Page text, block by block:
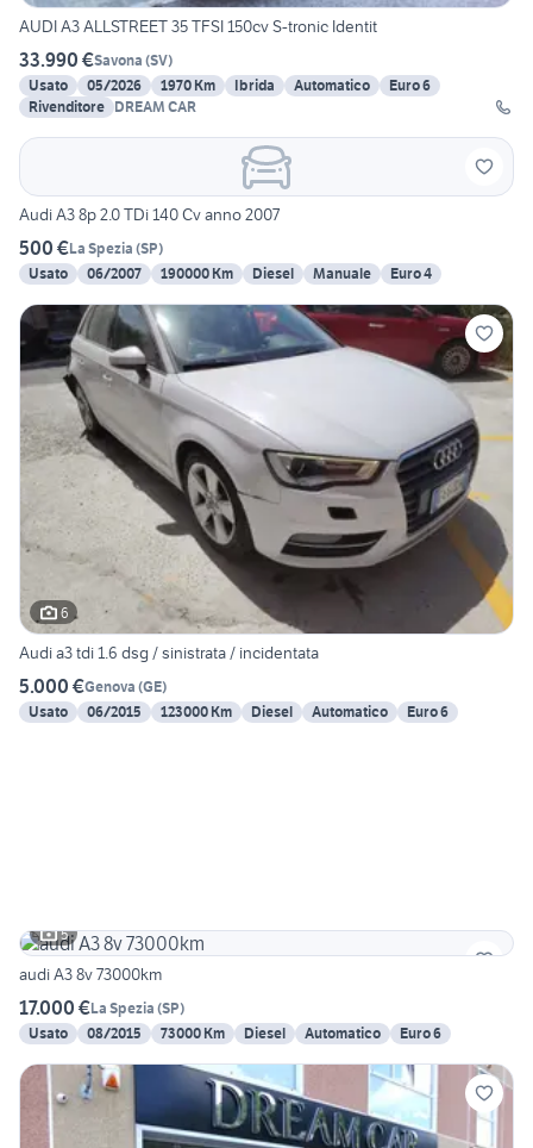
AUDI A3 ALLSTREET 35 TFSI 150cv S-tronic Identit
33.990 €Savona (SV)
Usato
05/2026 1970 Km Ibrida Automatico
Euro 6
Rivenditore DREAM CAR
Audi A3 8p 2.0 TDi 140 Cv anno 2007
500 €La Spezia (SP)
Usato
06/2007 190000 Km Diesel Manuale Euro 4
6
Audi a3 tdi 1.6 dsg / sinistrata / incidentata
5.000 €Genova (GE)
Usato
06/2015 123000 Km Diesel Automatico Euro 6
5
audi A3 8v 73000km
17.000 €La Spezia (SP)
Usato
08/2015 73000 Km Diesel Automatico Euro 6